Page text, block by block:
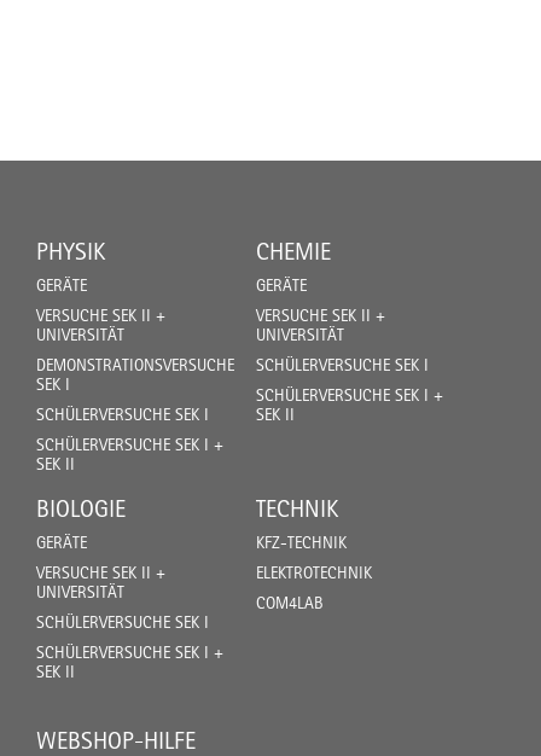
PHYSIK
GERÄTE
VERSUCHE SEK II +
UNIVERSITÄT
DEMONSTRATIONSVERSUCHE
SEK I
SCHÜLERVERSUCHE SEK I
SCHÜLERVERSUCHE SEK I +
SEK II
CHEMIE
GERÄTE
VERSUCHE SEK II +
UNIVERSITÄT
SCHÜLERVERSUCHE SEK I
SCHÜLERVERSUCHE SEK I +
SEK II
BIOLOGIE
GERÄTE
VERSUCHE SEK II +
UNIVERSITÄT
SCHÜLERVERSUCHE SEK I
SCHÜLERVERSUCHE SEK I +
SEK II
TECHNIK
KFZ-TECHNIK
ELEKTROTECHNIK
COM4LAB
WEBSHOP-HILFE